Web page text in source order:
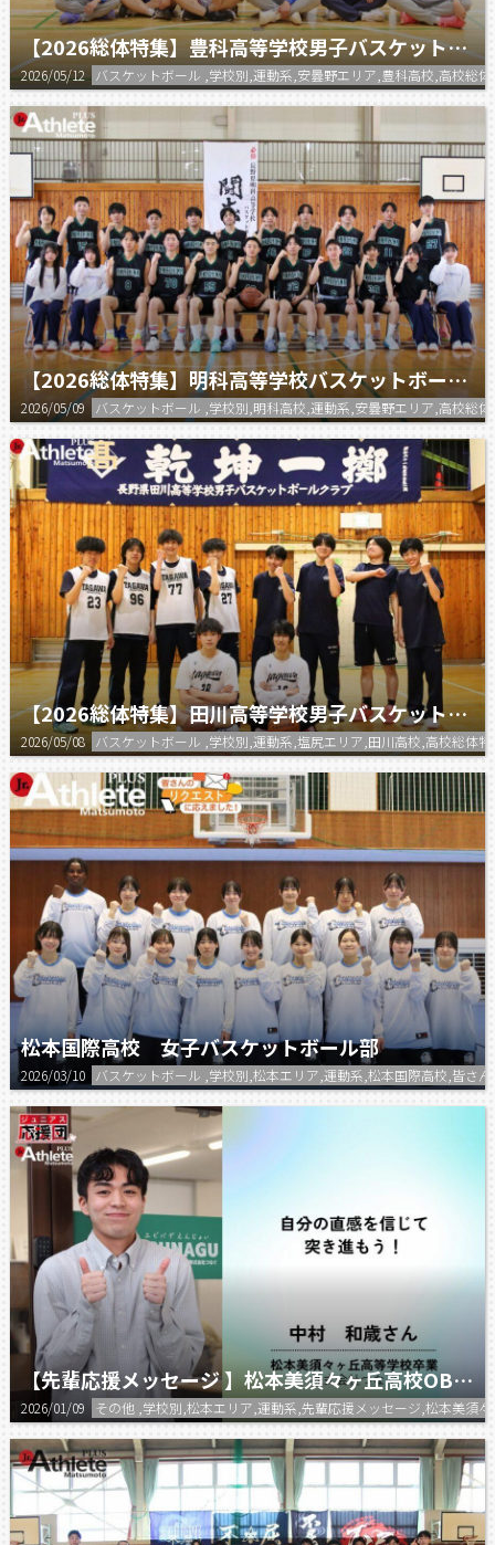
【2026総体特集】豊科高等学校男子バスケットボール部
2026/05/12 バスケットボール ,学校別,運動系,安曇野エリア,豊科高校,高校総
【2026総体特集】明科高等学校バスケットボール部
2026/05/09 バスケットボール ,学校別,明科高校,運動系,安曇野エリア,高校総
【2026総体特集】田川高等学校男子バスケットボール部
2026/05/08 バスケットボール ,学校別,運動系,塩尻エリア,田川高校,高校総体
松本国際高校 女子バスケットボール部
2026/03/10 バスケットボール ,学校別,松本エリア,運動系,松本国際高校,皆さ
【先輩応援メッセージ 】松本美須々ヶ丘高校OB 株式会社つなぐ 中村さん
2026/01/09 その他 ,学校別,松本エリア,運動系,先輩応援メッセージ,松本美須